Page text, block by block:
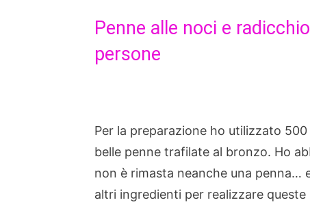
Penne alle noci e
persone
Per la preparazione ho utilizzato
belle penne trafilate al bronzo. Ho
non è rimasta neanche una penna…
altri ingredienti per realizzare